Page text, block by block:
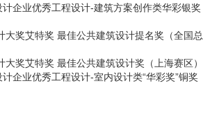
企业优秀工程设计-建筑方案创作类华彩银奖
大奖艾特奖 最佳公共建筑设计提名奖（全国总
奖艾特奖 最佳公共建筑设计奖（上海赛区）
企业优秀工程设计-室内设计类“华彩奖”铜奖